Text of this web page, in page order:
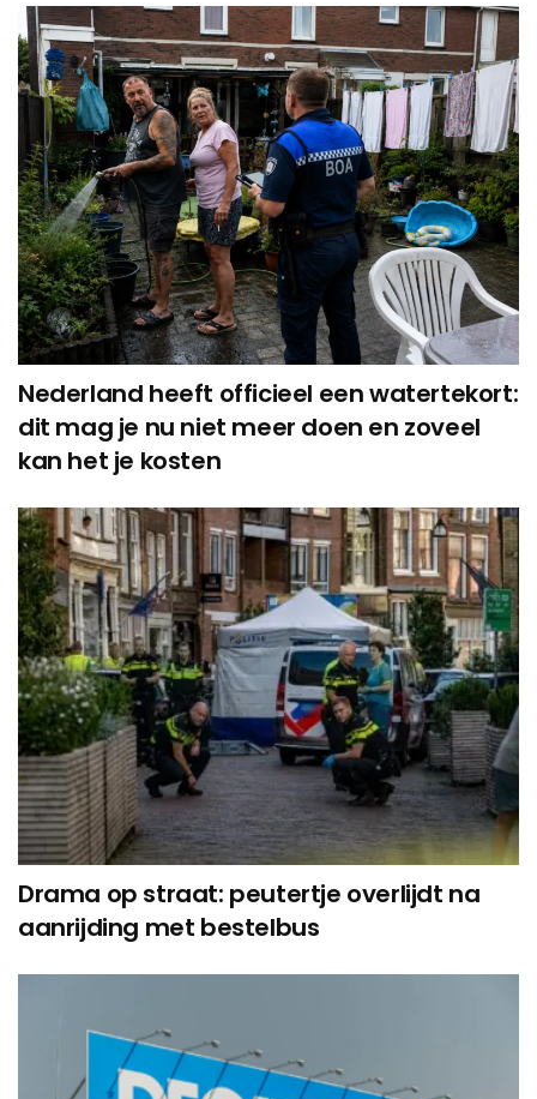
Nederland heeft officieel een watertekort:
dit mag je nu niet meer doen en zoveel
kan het je kosten
Drama op straat: peutertje overlijdt na
aanrijding met bestelbus